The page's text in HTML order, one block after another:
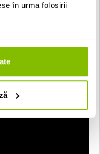
în urma folosirii